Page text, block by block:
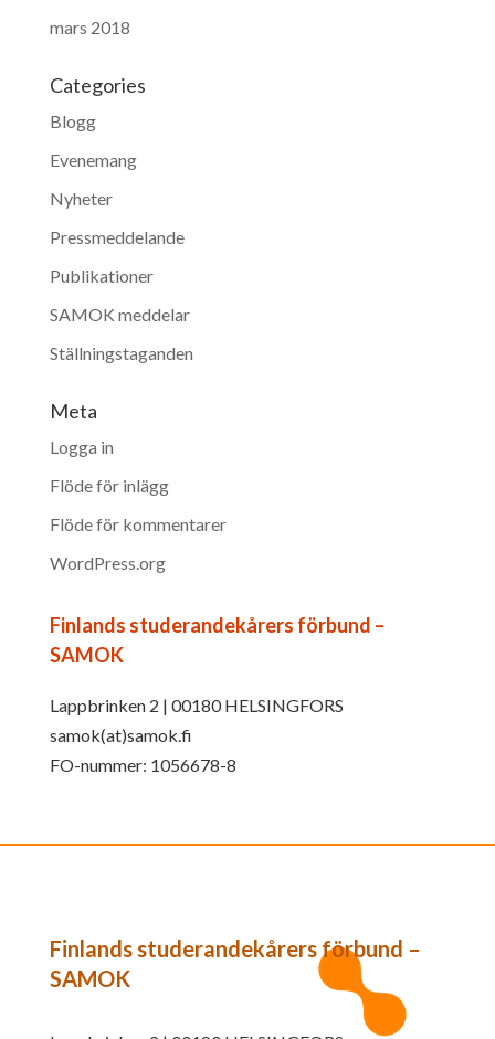
mars 2018
Categories
Blogg
Evenemang
Nyheter
Pressmeddelande
Publikationer
SAMOK meddelar
Ställningstaganden
Meta
Logga in
Flöde för inlägg
Flöde för kommentarer
WordPress.org
Finlands studerandekårers förbund –
SAMOK
Lappbrinken 2 | 00180 HELSINGFORS
samok(at)samok.fi
FO-nummer: 1056678-8
Finlands studerandekårers förbund –
SAMOK